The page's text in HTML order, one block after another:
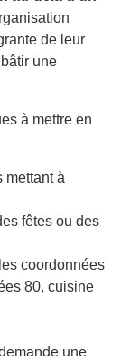
de leur
une
à mettre en
mettant à
fêtes ou des
coordonnées
80, cuisine
une